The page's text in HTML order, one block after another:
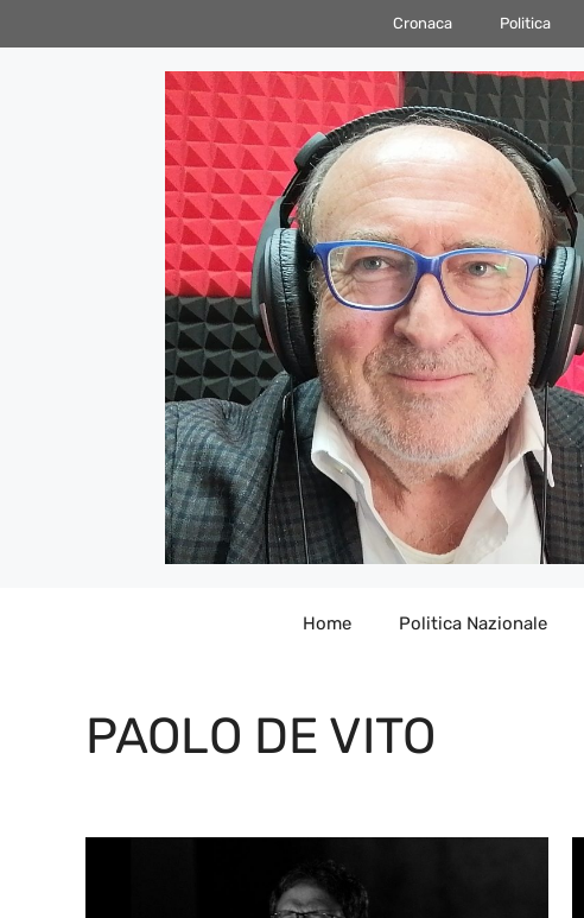
al
Cronaca Politica
Home Politica Nazionale
PAOLO DE VITO